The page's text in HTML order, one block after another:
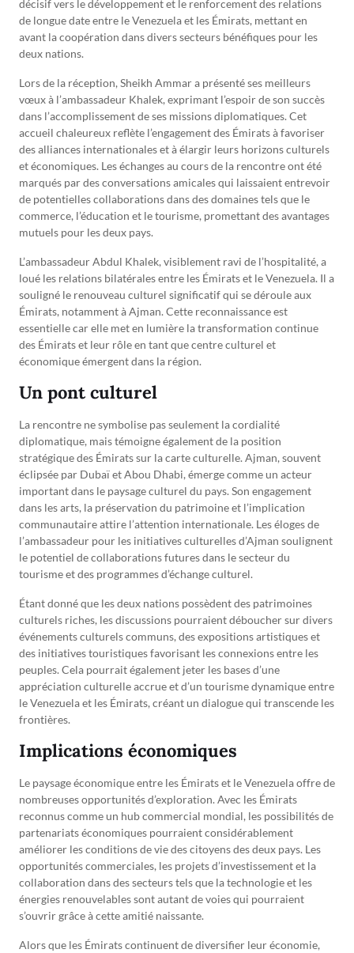
décisif vers le développement et le renforcement des relations
de longue date entre le Venezuela et les Émirats, mettant en
avant la coopération dans divers secteurs bénéfiques pour les
deux nations.
Lors de la réception, Sheikh Ammar a présenté ses meilleurs
vœux à l’ambassadeur Khalek, exprimant l’espoir de son succès
dans l’accomplissement de ses missions diplomatiques. Cet
accueil chaleureux reflète l’engagement des Émirats à favoriser
des alliances internationales et à élargir leurs horizons culturels
et économiques. Les échanges au cours de la rencontre ont été
marqués par des conversations amicales qui laissaient entrevoir
de potentielles collaborations dans des domaines tels que le
commerce, l’éducation et le tourisme, promettant des avantages
mutuels pour les deux pays.
L’ambassadeur Abdul Khalek, visiblement ravi de l’hospitalité, a
loué les relations bilatérales entre les Émirats et le Venezuela. Il a
souligné le renouveau culturel significatif qui se déroule aux
Émirats, notamment à Ajman. Cette reconnaissance est
essentielle car elle met en lumière la transformation continue
des Émirats et leur rôle en tant que centre culturel et
économique émergent dans la région.
Un pont culturel
La rencontre ne symbolise pas seulement la cordialité
diplomatique, mais témoigne également de la position
stratégique des Émirats sur la carte culturelle. Ajman, souvent
éclipsée par Dubaï et Abou Dhabi, émerge comme un acteur
important dans le paysage culturel du pays. Son engagement
dans les arts, la préservation du patrimoine et l’implication
communautaire attire l’attention internationale. Les éloges de
l’ambassadeur pour les initiatives culturelles d’Ajman soulignent
le potentiel de collaborations futures dans le secteur du
tourisme et des programmes d’échange culturel.
Étant donné que les deux nations possèdent des patrimoines
culturels riches, les discussions pourraient déboucher sur divers
événements culturels communs, des expositions artistiques et
des initiatives touristiques favorisant les connexions entre les
peuples. Cela pourrait également jeter les bases d’une
appréciation culturelle accrue et d’un tourisme dynamique entre
le Venezuela et les Émirats, créant un dialogue qui transcende les
frontières.
Implications économiques
Le paysage économique entre les Émirats et le Venezuela offre de
nombreuses opportunités d’exploration. Avec les Émirats
reconnus comme un hub commercial mondial, les possibilités de
partenariats économiques pourraient considérablement
améliorer les conditions de vie des citoyens des deux pays. Les
opportunités commerciales, les projets d’investissement et la
collaboration dans des secteurs tels que la technologie et les
énergies renouvelables sont autant de voies qui pourraient
s’ouvrir grâce à cette amitié naissante.
Alors que les Émirats continuent de diversifier leur économie,